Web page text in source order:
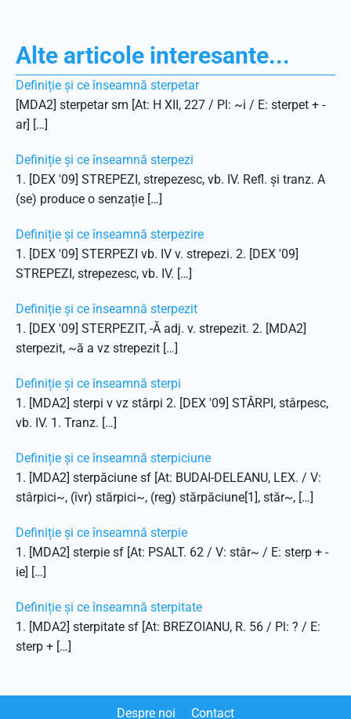
Alte articole interesante...
Definiție și ce înseamnă sterpetar
[MDA2] sterpetar sm [At: H XII, 227 / Pl: ~i / E: sterpet + -
ar] […]
Definiție și ce înseamnă sterpezi
1. [DEX '09] STREPEZI, strepezesc, vb. IV. Refl. și tranz. A
(se) produce o senzație […]
Definiție și ce înseamnă sterpezire
1. [DEX '09] STERPEZI vb. IV v. strepezi. 2. [DEX '09]
STREPEZI, strepezesc, vb. IV. […]
Definiție și ce înseamnă sterpezit
1. [DEX '09] STERPEZIT, -Ă adj. v. strepezit. 2. [MDA2]
sterpezit, ~ă a vz strepezit […]
Definiție și ce înseamnă sterpi
1. [MDA2] sterpi v vz stârpi 2. [DEX '09] STÂRPI, stârpesc,
vb. IV. 1. Tranz. […]
Definiție și ce înseamnă sterpiciune
1. [MDA2] sterpăciune sf [At: BUDAI-DELEANU, LEX. / V:
stârpici~, (îvr) stărpici~, (reg) stărpăciune[1], stăr~, […]
Definiție și ce înseamnă sterpie
1. [MDA2] sterpie sf [At: PSALT. 62 / V: stâr~ / E: sterp + -
ie] […]
Definiție și ce înseamnă sterpitate
1. [MDA2] sterpitate sf [At: BREZOIANU, R. 56 / Pl: ? / E:
sterp + […]
Despre noi Contact